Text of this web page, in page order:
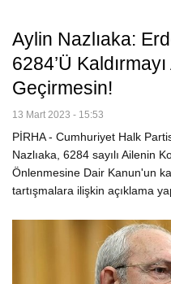
Aylin Nazlıaka:
6284’ü
Geçirmesin!
13 Mart 2023 - 15:53
PİRHA - Cumhuriyet Halk
Nazlıaka, 6284 sayılı Ailenin
Önlenmesine Dair Kanun'un
tartışmalara ilişkin açıklama